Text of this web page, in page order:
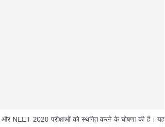
NEET 2020 परीक्षाओं को स्थगित करने के घोषणा की है। यह